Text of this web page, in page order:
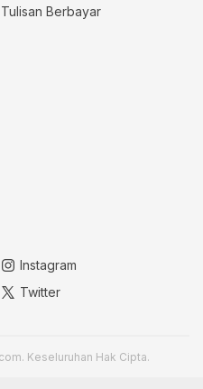
Tulisan Berbayar
Instagram
Twitter
Keseluruhan Hak Cipta.